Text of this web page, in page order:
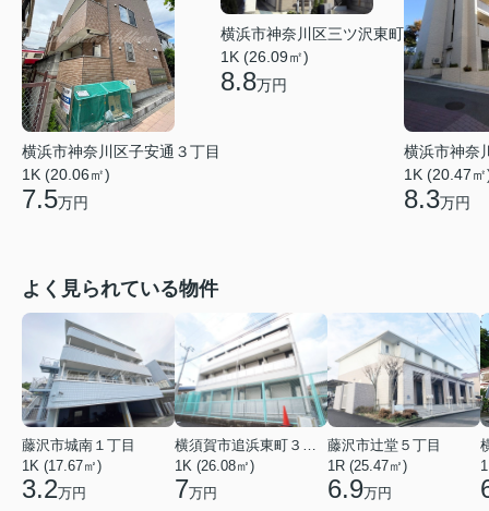
横浜市神奈川区子安通３丁目
1K (20.06㎡)
7.5万円
横浜市神奈川区三ツ沢東町
1K (26.09㎡)
8.8万円
横浜市神奈
1K (20.47
8.3万円
よく見られている物件
藤沢市城南１丁目
1K (17.67㎡)
3.2万円
1K (26.08㎡)
7万円
藤沢市辻堂５丁目
1R (25.47㎡)
6.9万円